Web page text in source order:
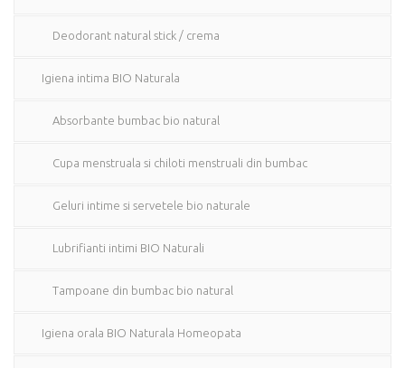
Deodorant natural stick / crema
Igiena intima BIO Naturala
Absorbante bumbac bio natural
Cupa menstruala si chiloti menstruali din bumbac
Geluri intime si servetele bio naturale
Lubrifianti intimi BIO Naturali
Tampoane din bumbac bio natural
Igiena orala BIO Naturala Homeopata